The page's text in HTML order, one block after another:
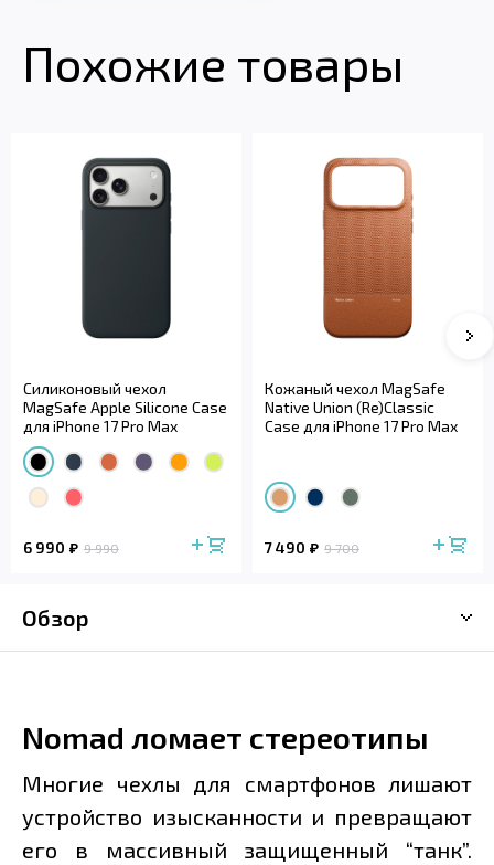
Похожие товары
Силиконовый чехол
MagSafe Apple Silicone Case
для iPhone 17 Pro Max
6 990 9 990
Кожаный чехол MagSafe
Native Union (Re)Classic
Case для iPhone 17 Pro Max
7 490 9 700
Обзор
Nomad ломает стереотипы
Многие чехлы для смартфонов лишают
устройство изысканности и превращают
его в массивный защищенный “танк”.